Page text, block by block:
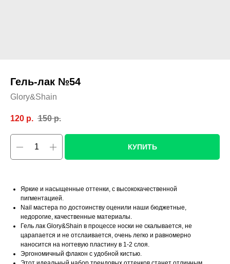
Гель-лак №54
Glory&Shain
120 р. 150 р.
КУПИТЬ
Яркие и насыщенные оттенки, с высококачественной
пигментацией.
Nail мастера по достоинству оценили наши бюджетные,
недорогие, качественные материалы.
Гель лак Glory&Shain в процессе носки не скалывается, не
царапается и не отслаивается, очень легко и равномерно
наносится на ногтевую пластину в 1-2 слоя.
Эргономичный флакон с удобной кистью.